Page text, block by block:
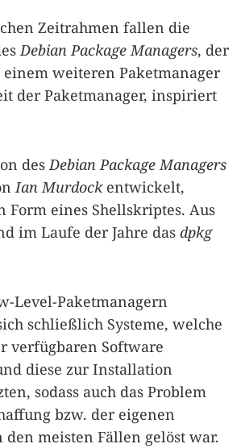
Zeitrahmen fallen die
Debian Package Managers, der
einem weiteren Paketmanager
der Paketmanager, inspiriert
desDebian Package Managers
Ian Murdockentwickelt,
Form eines Shellskriptes. Aus
im Laufe der Jahre das dpkg
Level-Paketmanagern
schließlich Systeme, welche
verfügbaren Software
diese zur Installation
sodass auch das Problem
bzw. der eigenen
meisten Fällen gelöst war.